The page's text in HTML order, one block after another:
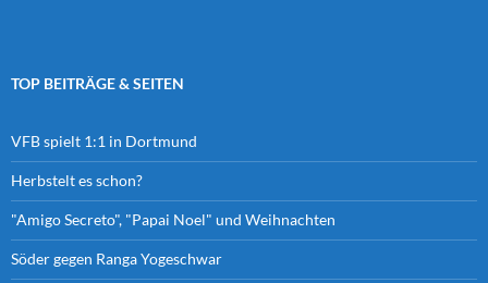
TOP BEITRÄGE & SEITEN
VFB spielt 1:1 in Dortmund
Herbstelt es schon?
"Amigo Secreto", "Papai Noel" und Weihnachten
Söder gegen Ranga Yogeschwar